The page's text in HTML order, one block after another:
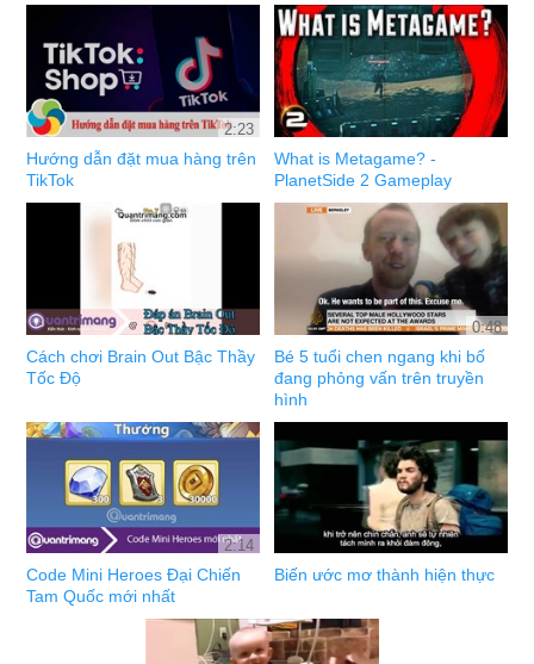
2:23
Hướng dẫn đặt mua hàng trên
TikTok
What is Metagame? -
PlanetSide 2 Gameplay
Cách chơi Brain Out Bậc Thầy
Tốc Độ
0:48
Bé 5 tuổi chen ngang khi bố
đang phỏng vấn trên truyền
hình
2:14
Code Mini Heroes Đại Chiến
Tam Quốc mới nhất
Biến ước mơ thành hiện thực